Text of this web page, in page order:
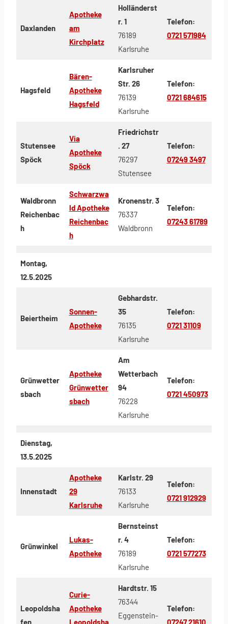
Daxlanden
Apotheke
am
Kirchplatz
Holländerst
r. 1
76189
Karlsruhe
Telefon:
0721 571984
Hagsfeld
Bären-
Apotheke
Hagsfeld
Karlsruher
Str. 26
76139
Karlsruhe
Telefon:
0721 684615
Stutensee
Spöck
Via
Apotheke
Spöck
Friedrichstr
. 27
76297
Stutensee
Telefon:
07249 3497
Waldbronn
Reichenbac
h
Schwarzwa
ld Apotheke
Reichenbac
h
Kronenstr. 3
76337
Waldbronn
Telefon:
07243 61789
Montag,
12.5.2025
Beiertheim
Sonnen-
Apotheke
Gebhardstr.
35
76135
Karlsruhe
Telefon:
0721 31109
Grünwetter
sbach
Apotheke
Grünwetter
sbach
Am
Wetterbach
94
76228
Karlsruhe
Telefon:
0721 450973
Dienstag,
13.5.2025
Innenstadt
Apotheke
29
Karlsruhe
Karlstr. 29
76133
Karlsruhe
Telefon:
0721 912929
Grünwinkel
Lukas-
Apotheke
Bernsteinst
r. 4
76189
Karlsruhe
Telefon:
0721 577273
Leopoldsha
fen
Curie-
Apotheke
Leopoldsha
Hardtstr. 15
76344
Eggenstein-
Telefon:
07247 21610